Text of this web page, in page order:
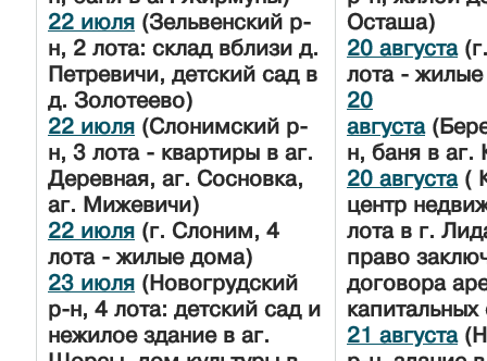
22 июля (Зельвенский р-
н, 2 лота: склад вблизи д.
Петревичи, детский сад в
д. Золотеево)
22 июля (Слонимский р-
н, 3 лота - квартиры в аг.
Деревная, аг. Сосновка,
аг. Мижевичи)
22 июля (г. Слоним, 4
лота - жилые дома)
23 июля (Новогрудский
р-н, 4 лота: детский сад и
нежилое здание в аг.
Осташа)
20 августа
лота -
20
августа
н, баня в аг.
20 августа(
центр
лота в г.
право
договора
капитальных
21 августа